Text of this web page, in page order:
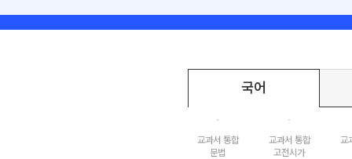
국어
교과서 통합
문법
교과서 통합
고전시가
교